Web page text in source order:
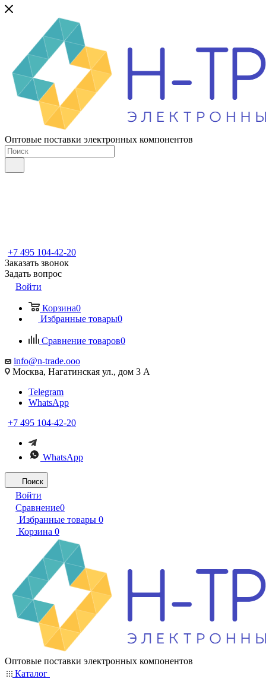
Оптовые поставки электронных компонентов
+7 495 104-42-20
Заказать звонок
Задать вопрос
Войти
Корзина0
Избранные товары0
Сравнение товаров0
info@n-trade.ooo
Москва, Нагатинская ул., дом 3 А
Telegram
WhatsApp
+7 495 104-42-20
WhatsApp
Поиск
Войти
Сравнение0
Избранные товары 0
Корзина 0
Оптовые поставки электронных компонентов
Каталог